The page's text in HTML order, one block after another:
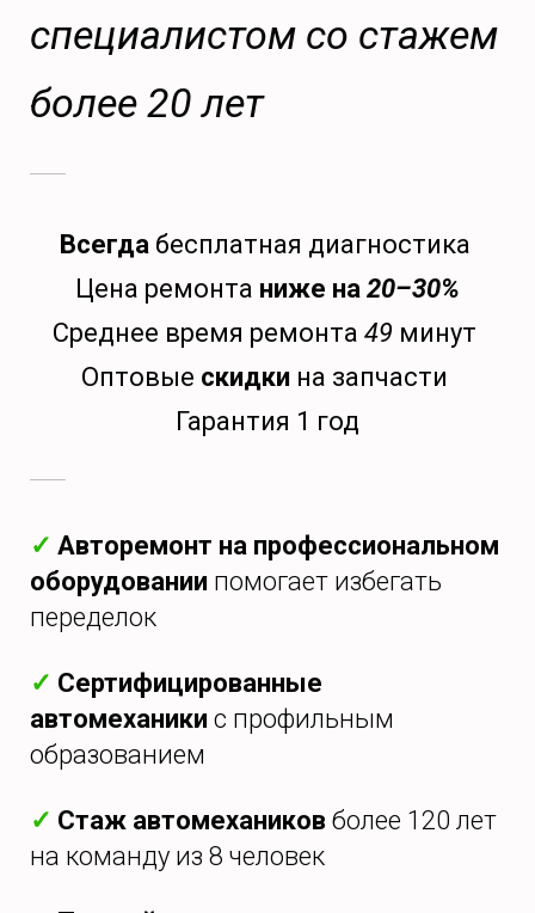
специалистом со стажем
более 20 лет
Всегдабесплатная диагностика
Цена ремонта ниже на 20–30%
Среднее время ремонта 49 минут
Оптовые скидки на запчасти
Гарантия 1 год
✓ Авторемонт на профессиональном
оборудовании помогает избегать
переделок
✓ Сертифицированные
автомеханики с профильным
образованием
✓ Стаж автомехаников более 120 лет
на команду из 8 человек